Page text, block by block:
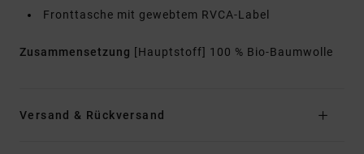
Fronttasche mit gewebtem RVCA-Label
Zusammensetzung [Hauptstoff] 100 % Bio-Baumwolle
Versand & Rückversand